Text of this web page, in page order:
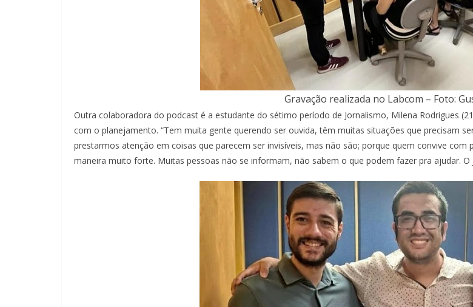
Gravação realizada no Labcom – Foto:
Outra colaboradora do podcast é a estudante do sétimo período de Jornalismo, Milena Rodrigues
com o planejamento. “Tem muita gente querendo ser ouvida, têm muitas situações que precisam
prestarmos atenção em coisas que parecem ser invisíveis, mas não são; porque quem convive
maneira muito forte. Muitas pessoas não se informam, não sabem o que podem fazer pra ajudar. O